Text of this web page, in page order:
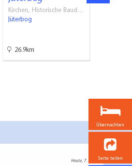
Kirchen, Historische Baud…
Jüterbog
26.9km
Heute, 7. 8.
Übernachten
Seite teilen